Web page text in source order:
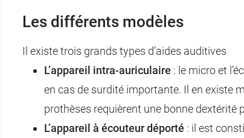
Les différents modèles
Il existe trois grands types d’aides auditives
L’appareil intra-auriculaire : le micro et
en cas de surdité importante. Il en existe
prothèses requièrent une bonne dextérité
L’appareil à écouteur déporté : il est